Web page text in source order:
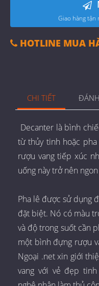
Giao hàng tận
HOTLINE MUA
CHI TIẾT
Decanter là bình
từ thủy tinh hoặc
rượu vang tiếp xúc
uống này trở nên
Pha lê được sử dụng
đặt biệt. Nó có màu
và độ trong suốt cần
một bình đựng rượu
Ngoại .net xin giới
vang với vẻ đẹp